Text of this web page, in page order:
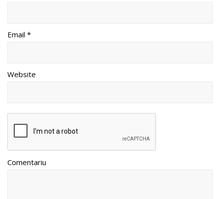
Email *
Website
Comentariu